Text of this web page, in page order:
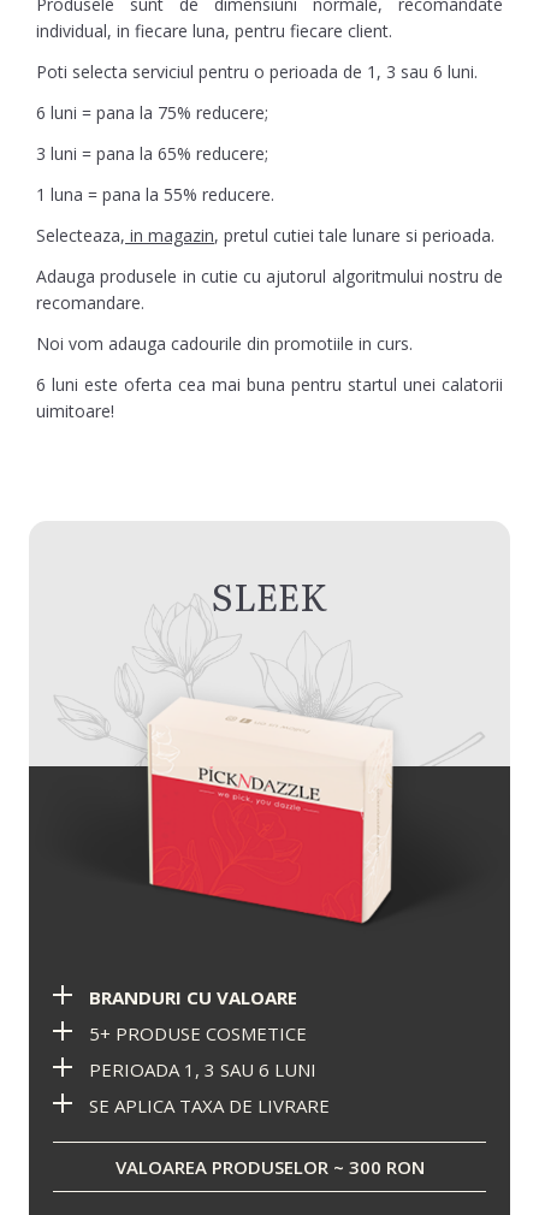
SLEEK
BRANDURI CU VALOARE
5+ PRODUSE COSMETICE
PERIOADA 1, 3 SAU 6 LUNI
SE APLICA TAXA DE LIVRARE
VALOAREA PRODUSELOR ~ 300 RON
individual, in fiecare luna, pentru fiecare client.
Poti selecta serviciul pentru o perioada de 1, 3 sau 6 luni.
6 luni = pana la 75% reducere;
3 luni = pana la 65% reducere;
1 luna = pana la 55% reducere.
Selecteaza, in magazin, pretul cutiei tale lunare si perioada.
Adauga produsele in cutie cu ajutorul algoritmului nostru de
recomandare.
Noi vom adauga cadourile din promotiile in curs.
6 luni este oferta cea mai buna pentru startul unei calatorii
uimitoare!